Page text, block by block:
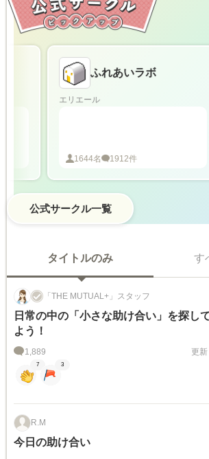
ふれあいラボ
エリエール
1644名 1912件
公式サークル一覧
タイトルのみ す
「THE MUTUAL+」スタッフ
日常の中の「小さな助け合い」を探し
よう！
1,889 更
7 3
R.M
今日の助け合い